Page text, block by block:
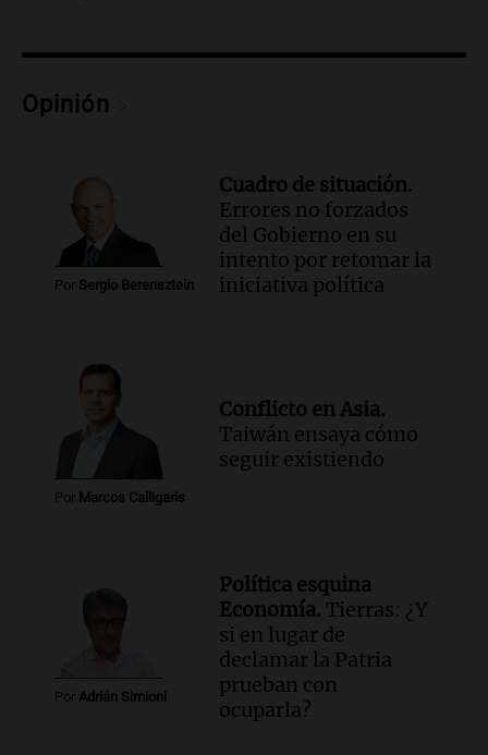
Audio.Claudio Tapia expresa apoyo a la
continuidad de Leonel Scaloni como
técnico de la selección argentina
Comunidades originarias
rechazan ley de inviolabilidad de la
propiedad privada en Salta
Panorama Federal
Episodios
por el Día del Santo
Noticias
Episodios
Audio.
Asaltan a fieles al salir de una
iglesia en Villa Madero, un policía hirió
a un ladrón
Audio.
Bariloche enfrenta nevadas y
suspenden clases en la mañana por
alerta amarilla
Episodios
Ingresó el aire frío y seco a
Opinión
Por Sergio Berensztein
Cuadro de situación.
Errores no forzados
del Gobierno en su
intento por retomar la
iniciativa política
Por Marcos Calligaris
Conflicto en Asia.
Taiwán ensaya cómo
seguir existiendo
Por Adrián Simioni
Política esquina
Economía. Tierras: ¿Y
si en lugar de
declamar la Patria
prueban con
ocuparla?